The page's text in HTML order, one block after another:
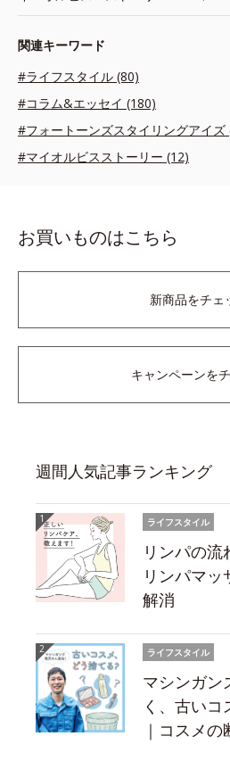
関連キーワード
#ライフスタイル (80)
#コラム&エッセイ (180)
#フォートーンズスタイリングアイズ
#マイオルビスストーリー (12)
お買いものはこちら
新商品をチェ
キャンペーンを
週間人気記事ランキング
ライフスタイル
リンパの
リンパマッ
解消
ライフスタイル
マシンガン
く、古いコ
｜コスメ